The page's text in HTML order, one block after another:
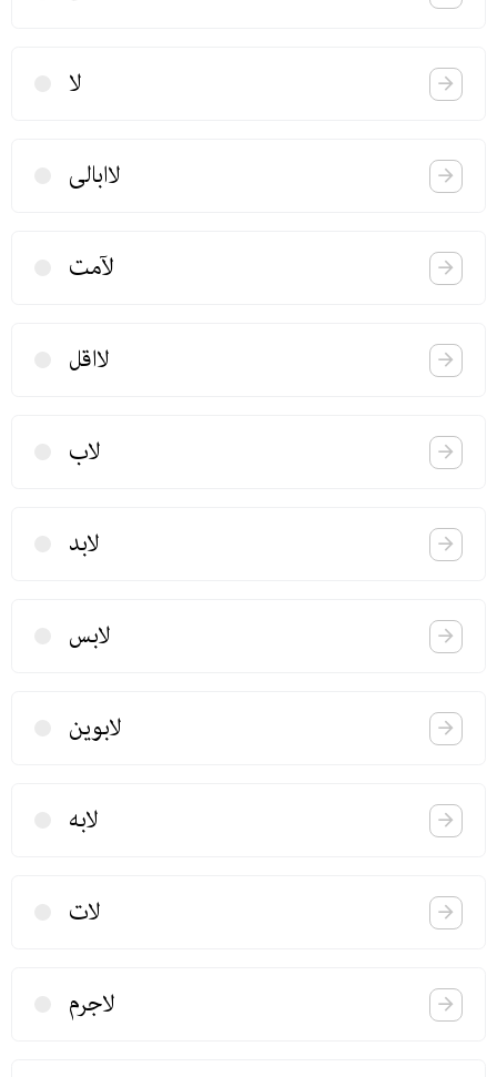
لا
لاابالی
لآمت
لااقل
لاب
لابد
لابس
لابوین
لابه
لات
لا‌جرم